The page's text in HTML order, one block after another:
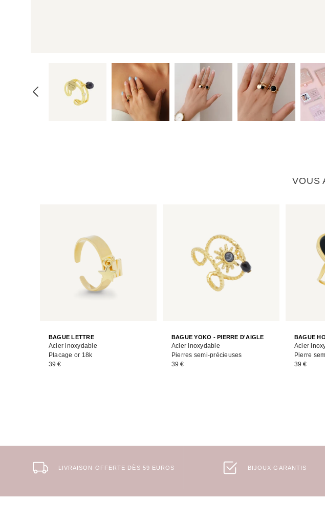
VOUS
BAGUE LETTRE
Acier inoxydable
Placage or 18k
39 €
BAGUE YOKO - PIERRE D'AIGLE
Acier inoxydable
Pierres semi-précieuses
39 €
BAGUE
Acier
Pierre
39 €
LIVRAISON OFFERTE DÈS 59 EUROS BIJOUX GARANTIS